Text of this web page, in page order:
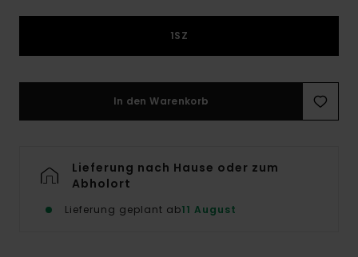
1SZ
In den Warenkorb
Lieferung nach Hause oder zum
Abholort
Lieferung geplant ab11 August